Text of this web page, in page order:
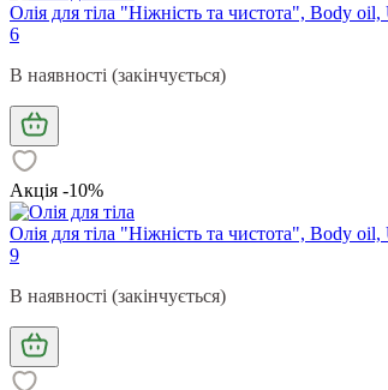
Олія для тіла "Ніжність та чистота", Body
6
В наявності (закінчується)
Акція -10%
Олія для тіла "Ніжність та чистота", Body
9
В наявності (закінчується)